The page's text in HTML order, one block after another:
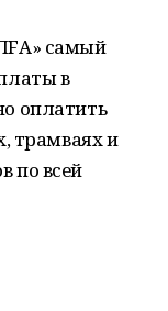
самый
в
оплатить
трамваях и
по всей